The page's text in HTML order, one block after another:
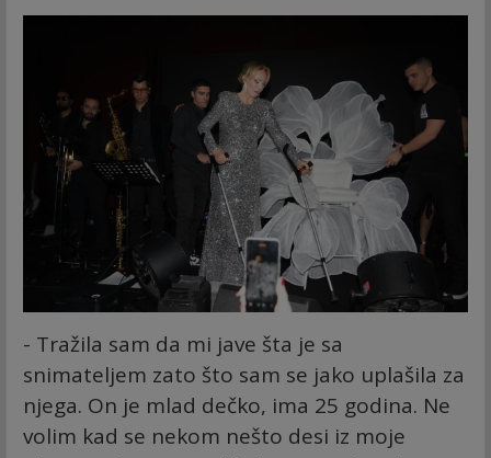
- Tražila sam da mi jave šta je sa
snimateljem zato što sam se jako uplašila za
njega. On je mlad dečko, ima 25 godina. Ne
volim kad se nekom nešto desi iz moje